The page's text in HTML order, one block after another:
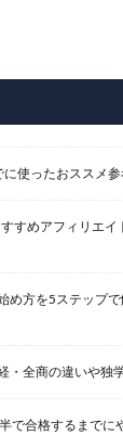
に使ったおススメ
すめアフィリエ
め方を5ステップ
・全商の違いや独
で合格するまでに